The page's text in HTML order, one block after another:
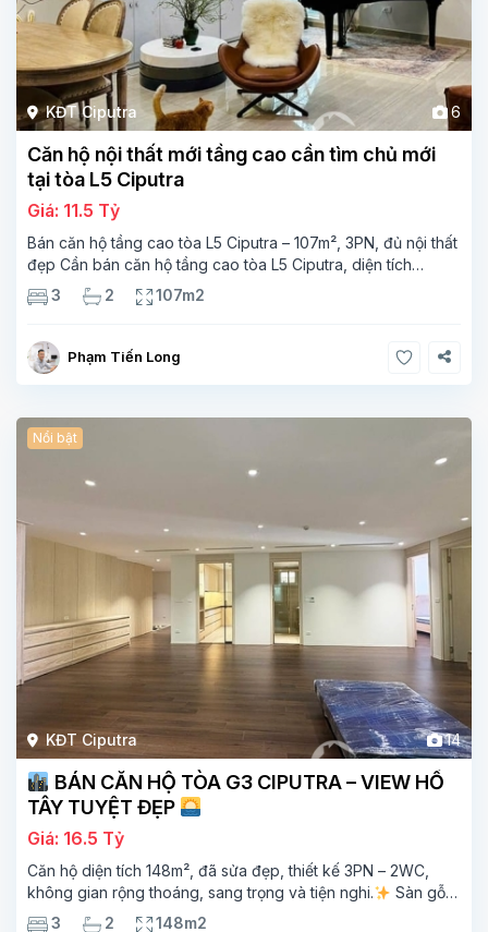
KĐT Ciputra 6
Căn hộ nội thất mới tầng cao cần tìm chủ mới
tại tòa L5 Ciputra
Giá: 11.5 Tỷ
Bán căn hộ tầng cao tòa L5 Ciputra – 107m², 3PN, đủ nội thất
đẹp Cần bán căn hộ tầng cao tòa L5 Ciputra, diện tích
107m², thiết kế 3 phòng ngủ – 2 vệ sinh, không gian rộng
thoáng. Căn
3 2 107m2
Phạm Tiến Long
KĐT Ciputra 14
Nổi bật
BÁN CĂN HỘ TÒA G3 CIPUTRA – VIEW HỒ
TÂY TUYỆT ĐẸP
Giá: 16.5 Tỷ
Căn hộ diện tích 148m², đã sửa đẹp, thiết kế 3PN – 2WC,
không gian rộng thoáng, sang trọng và tiện nghi.
Sàn gỗ
cao cấp, ánh sáng tự nhiên chan hòa, view hồ Tây đắt giá –
3 2 148m2